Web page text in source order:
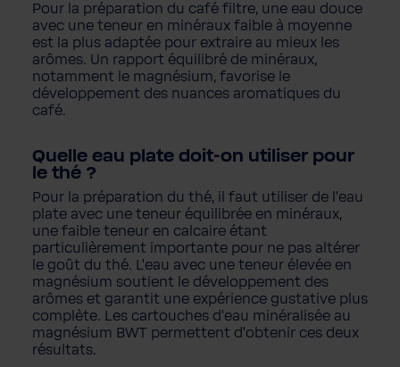
Pour la préparation du café filtre, une eau douce
avec une teneur en minéraux faible à moyenne
est la plus adaptée pour extraire au mieux les
arômes. Un rapport équilibré de minéraux,
notamment le magnésium, favorise le
développement des nuances aromatiques du
café.
Quelle eau plate doit-on utiliser pour
le thé ?
Pour la préparation du thé, il faut utiliser de l'eau
plate avec une teneur équilibrée en minéraux,
une faible teneur en calcaire étant
particulièrement importante pour ne pas altérer
le goût du thé. L'eau avec une teneur élevée en
magnésium soutient le développement des
arômes et garantit une expérience gustative plus
complète. Les cartouches d'eau minéralisée au
magnésium BWT permettent d'obtenir ces deux
résultats.